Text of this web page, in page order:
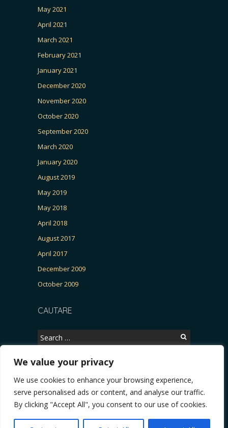
We value your privacy
We use cookies to enhance your browsing experience,
serve personalised ads or content, and analyse our traffic.
By clicking "Accept All", you consent to our use of cookies.
May 2021
April 2021
March 2021
February 2021
January 2021
December 2020
November 2020
October 2020
September 2020
March 2020
January 2020
August 2019
May 2019
May 2018
April 2018
August 2017
April 2017
December 2009
October 2009
CAUTARE
Search
for:
Copyright © 2026, CERTITUDINEA.
parlamentarele și presa
* VIDEO. Viata lui Eminescu (Necenzurat).
Themes